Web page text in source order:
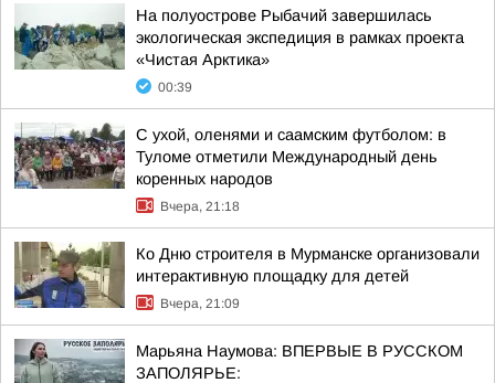
На полуострове Рыбачий завершилась
экологическая экспедиция в рамках проекта
«Чистая Арктика»
00:39
С ухой, оленями и саамским футболом: в
Туломе отметили Международный день
коренных народов
Вчера, 21:18
Ко Дню строителя в Мурманске организовали
интерактивную площадку для детей
Вчера, 21:09
Марьяна Наумова: ВПЕРВЫЕ В РУССКОМ
ЗАПОЛЯРЬЕ: